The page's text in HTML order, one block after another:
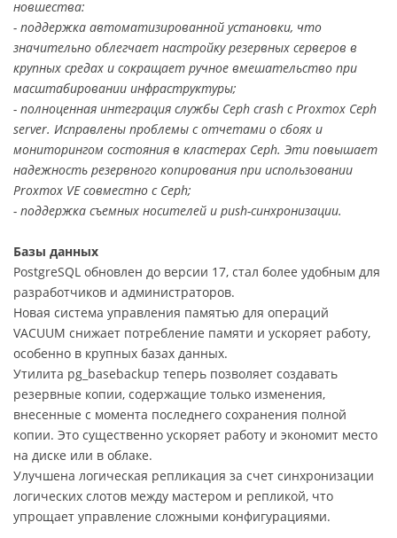
новшества:
- поддержка автоматизированной установки, что
значительно облегчает настройку резервных серверов в
крупных средах и сокращает ручное вмешательство при
масштабировании инфраструктуры;
- полноценная интеграция службы Ceph crash с Proxmox Ceph
server. Исправлены проблемы с отчетами о сбоях и
мониторингом состояния в кластерах Ceph. Эти повышает
надежность резервного копирования при использовании
Proxmox VE совместно с Ceph;
- поддержка съемных носителей и push-синхронизации.
Базы данных
PostgreSQL обновлен до версии 17, стал более удобным для
разработчиков и администраторов.
Новая система управления памятью для операций
VACUUM снижает потребление памяти и ускоряет работу,
особенно в крупных базах данных.
Утилита pg_basebackup теперь позволяет создавать
резервные копии, содержащие только изменения,
внесенные с момента последнего сохранения полной
копии. Это существенно ускоряет работу и экономит место
на диске или в облаке.
Улучшена логическая репликация за счет синхронизации
логических слотов между мастером и репликой, что
упрощает управление сложными конфигурациями.